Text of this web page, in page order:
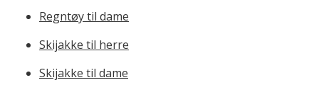
Regntøy til dame
Skijakke til herre
Skijakke til dame